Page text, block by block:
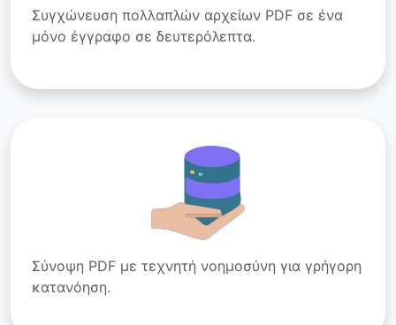
Συγχώνευση πολλαπλών αρχείων PDF σε ένα
μόνο έγγραφο σε δευτερόλεπτα.
Σύνοψη PDF με τεχνητή νοημοσύνη για γρήγορη
κατανόηση.